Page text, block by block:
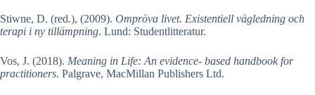
Stiwne, D. (red.), (2009). Ompröva livet. Existentiell vägledning och
terapi i ny tillämpning. Lund: Studentlitteratur.
Vos, J. (2018). Meaning in Life: An evidence- based handbook for
practitioners. Palgrave, MacMillan Publishers Ltd.